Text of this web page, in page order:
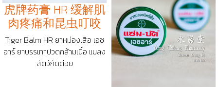
虎牌药膏 HR 缓解肌
肉疼痛和昆虫叮咬
Tiger Balm HR ยาหม่องเสือ เอช
อาร์ ยาบรรเทาปวดกล้ามเนื้อ แมลง
สัตว์กัดต่อย